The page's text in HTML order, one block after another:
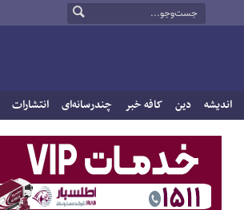
اندیشه دین کافه خبر چندرسانه‌ای انتشارات